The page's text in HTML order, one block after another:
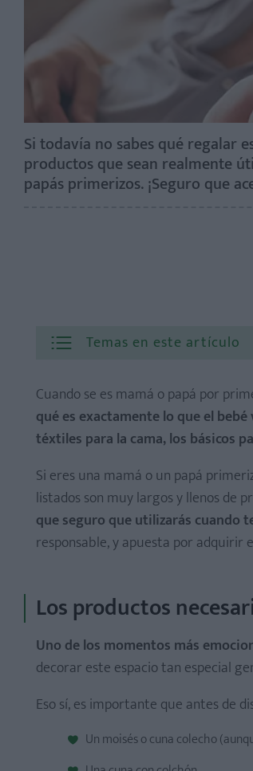
Si todavía no sabes qué regalar
productos que sean realmente
papás primerizos. ¡Seguro que
Temas en este artículo
Y en su clóset no puede faltar...
1. Un método de transporte para
4. Los básicos para su alimentación
5. Si decides usarlos, también
6. Otros elementos muy prácticos
Cuando se es mamá o papá por
qué es exactamente lo que el
téxtiles para la cama, los básicos
Si eres una mamá o un papá
listados son muy largos y llenos de
que seguro que utilizarás cuando
responsable, y apuesta por adquirir
Los productos
Uno de los momentos más
decorar este espacio tan especial
Eso sí, es importante que antes de
Un moisés o cuna colecho